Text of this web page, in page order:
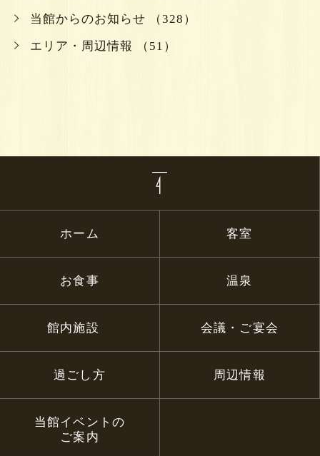
当館からのお知らせ （328）
エリア・周辺情報 （51）
ホーム 客室
お食事 温泉
館内施設 会議・ご宴会
過ごし方 周辺情報
当館イベントの
ご案内